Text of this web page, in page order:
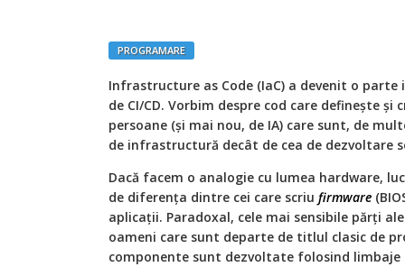
PROGRAMARE
Infrastructure as Code (IaC) a devenit o
de CI/CD. Vorbim despre cod care definește
persoane (și mai nou, de IA) care sunt, de
de infrastructură decât de cea de dezvoltare
Dacă facem o analogie cu lumea hardware,
de diferența dintre cei care scriu firmware
aplicații. Paradoxal, cele mai sensibile părți
oameni care sunt departe de titlul clasic de
componente sunt dezvoltate folosind